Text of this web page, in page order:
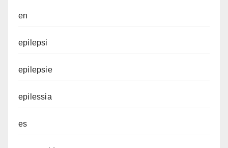
en
epilepsi
epilepsie
epilessia
es